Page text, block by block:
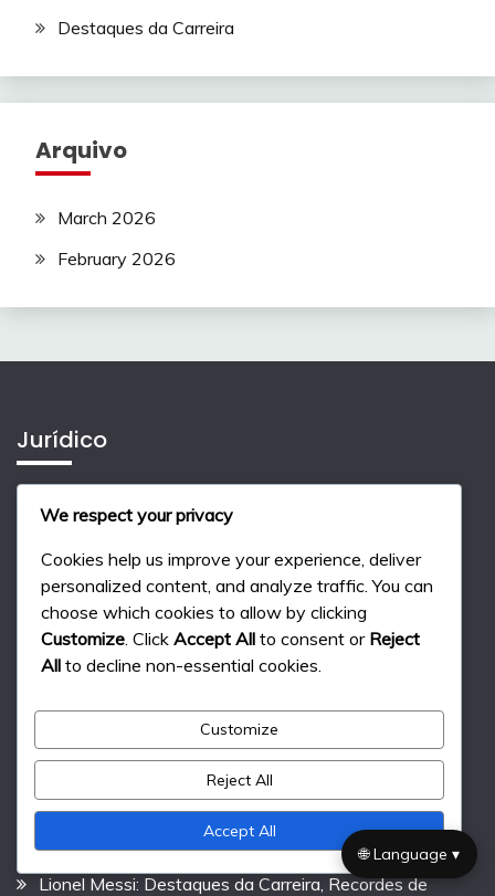
Destaques da Carreira
Arquivo
March 2026
February 2026
Jurídico
Política de privacidade
Acordo do usuário
Contate-nos
Publicações recentes
Carlos Tévez: Contribuições internacionais, Golos
chave, Torneios internacionais
Carlos Tévez: Educação, Vida familiar, Início da carreira
Lionel Messi: Destaques da Carreira, Recordes de
We respect your privacy
Cookies help us improve your experience, deliver
personalized content, and analyze traffic. You can
choose which cookies to allow by clicking
Customize . Click Accept All to consent or Reject
All to decline non-essential cookies.
Customize
Reject All
Accept All
🌐 Language ▾